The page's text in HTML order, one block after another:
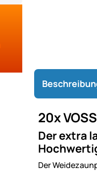
20x
Der extra
Der